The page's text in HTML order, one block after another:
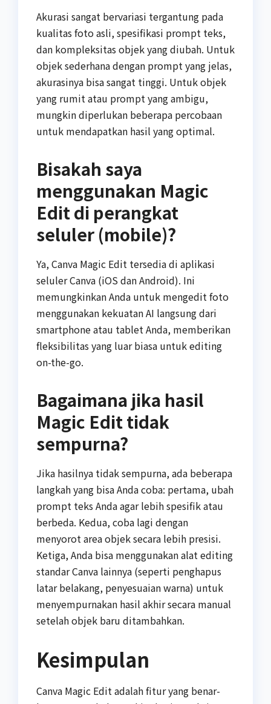
Akurasi sangat bervariasi tergantung pada
kualitas foto asli, spesifikasi prompt teks,
dan kompleksitas objek yang diubah. Untuk
objek sederhana dengan prompt yang jelas,
akurasinya bisa sangat tinggi. Untuk objek
yang rumit atau prompt yang ambigu,
mungkin diperlukan beberapa percobaan
untuk mendapatkan hasil yang optimal.
Bisakah saya
menggunakan Magic
Edit di perangkat
seluler (mobile)?
Ya, Canva Magic Edit tersedia di aplikasi
seluler Canva (iOS dan Android). Ini
memungkinkan Anda untuk mengedit foto
menggunakan kekuatan AI langsung dari
smartphone atau tablet Anda, memberikan
fleksibilitas yang luar biasa untuk editing
on-the-go.
Bagaimana jika hasil
Magic Edit tidak
sempurna?
Jika hasilnya tidak sempurna, ada beberapa
langkah yang bisa Anda coba: pertama, ubah
prompt teks Anda agar lebih spesifik atau
berbeda. Kedua, coba lagi dengan
menyorot area objek secara lebih presisi.
Ketiga, Anda bisa menggunakan alat editing
standar Canva lainnya (seperti penghapus
latar belakang, penyesuaian warna) untuk
menyempurnakan hasil akhir secara manual
setelah objek baru ditambahkan.
Kesimpulan
Canva Magic Edit adalah fitur yang benar-